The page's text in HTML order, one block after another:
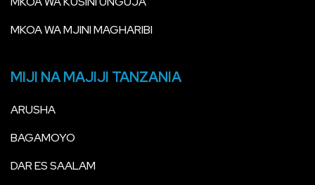
MKOA WA MJINI MAGHARIBI
MIJI NA MAJIJI TANZANIA
ARUSHA
BAGAMOYO
DAR ES SAALAM